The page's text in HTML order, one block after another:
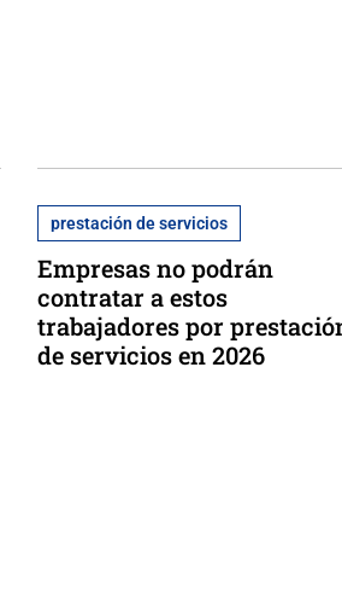
prestación de servicios
Empresas no podrán
contratar a estos
trabajadores por
de servicios en 2026